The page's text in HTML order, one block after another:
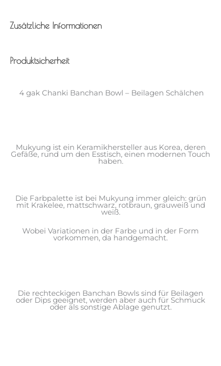
Zusätzliche Informationen
Produktsicherheit
4 gak Chanki Banchan Bowl – Beilagen Schälchen
Mukyung ist ein Keramikhersteller aus Korea, deren
Gefäße, rund um den Esstisch, einen modernen Touch
haben.
Die Farbpalette ist bei Mukyung immer gleich: grün
mit Krakelee, mattschwarz, rotbraun, grauweiß und
weiß.
Wobei Variationen in der Farbe und in der Form
vorkommen, da handgemacht.
Die rechteckigen Banchan Bowls sind für Beilagen
oder Dips geeignet, werden aber auch für Schmuck
oder als sonstige Ablage genutzt.